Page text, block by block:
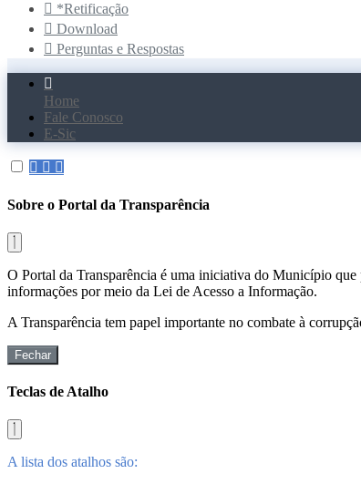
*Retificação
Download
Perguntas e Respostas
Home
Fale Conosco
E-Sic
Sobre o Portal da Transparência
O Portal da Transparência é uma iniciativa do Município
informações por meio da Lei de Acesso a Informação.
A Transparência tem papel importante no combate à
Fechar
Teclas de Atalho
A lista dos atalhos são: